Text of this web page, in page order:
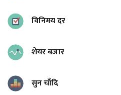
विनिमय दर
शेयर बजार
सुन चाँदि